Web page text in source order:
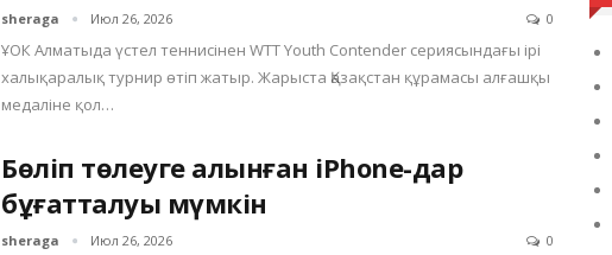
sheraga Июл 26, 2026 0
ҰОК Алматыда үстел теннисінен WTT Youth Contender сериясындағы ірі
халықаралық турнир өтіп жатыр. Жарыста Қазақстан құрамасы алғашқы
медаліне қол…
Бөліп төлеуге алынған iPhone-дар
бұғатталуы мүмкін
sheraga Июл 26, 2026 0